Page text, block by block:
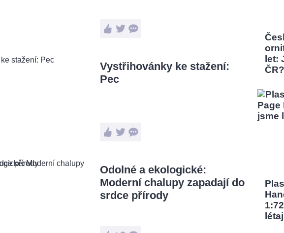
Vystřihovánky ke stažení:
Pec
Odolné a ekologické:
Moderní chalupy zapadají do
srdce přírody
let:
ČR?